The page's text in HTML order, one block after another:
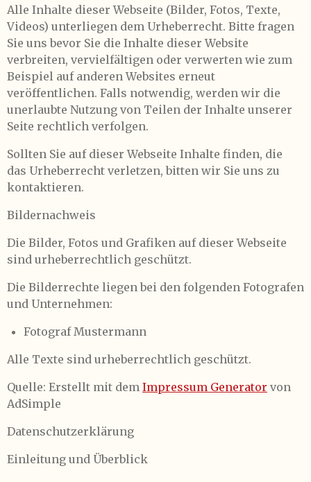
Alle Inhalte dieser Webseite (Bilder, Fotos, Texte,
Videos) unterliegen dem Urheberrecht. Bitte fragen
Sie uns bevor Sie die Inhalte dieser Website
verbreiten, vervielfältigen oder verwerten wie zum
Beispiel auf anderen Websites erneut
veröffentlichen. Falls notwendig, werden wir die
unerlaubte Nutzung von Teilen der Inhalte unserer
Seite rechtlich verfolgen.
Sollten Sie auf dieser Webseite Inhalte finden, die
das Urheberrecht verletzen, bitten wir Sie uns zu
kontaktieren.
Bildernachweis
Die Bilder, Fotos und Grafiken auf dieser Webseite
sind urheberrechtlich geschützt.
Die Bilderrechte liegen bei den folgenden Fotografen
und Unternehmen:
Fotograf Mustermann
Alle Texte sind urheberrechtlich geschützt.
Quelle: Erstellt mit dem Impressum Generator von
AdSimple
Datenschutzerklärung
Einleitung und Überblick